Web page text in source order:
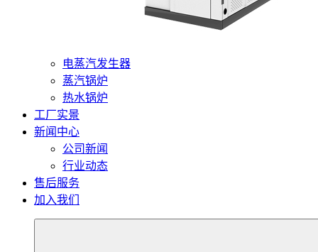
电蒸汽发生器
蒸汽锅炉
热水锅炉
工厂实景
新闻中心
公司新闻
行业动态
售后服务
加入我们